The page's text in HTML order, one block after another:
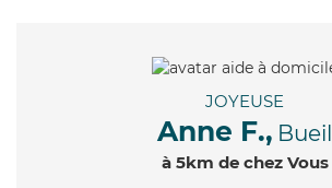
JOYEUSE
Anne F., Bueil
à 5km de chez Vous